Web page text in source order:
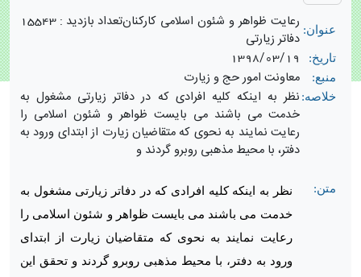
عنوان: تعداد بازدید : 15543
رعایت ظواهر و شئون اسلامی کارکنان
دفاتر زیارتی
تاریخ: 1398/03/19
منبع: معاونت امور حج و زیارت
خلاصه: نظر به اینکه کلیه افرادی که در دفاتر زیارتی مشغول به
خدمت می باشند می بایست ظواهر و شئون اسلامی را
رعایت نمایند به نحوی که متقاضیان زیارت از ابتدای ورود به
دفتر، با محیط مذهبی روبرو گردند و
متن:
نظر به اینکه کلیه افرادی که در دفاتر زیارتی مشغول به
خدمت می باشند می بایست ظواهر و شئون اسلامی را
رعایت نمایند به نحوی که متقاضیان زیارت از ابتدای
ورود به دفتر، با محیط مذهبی روبرو گردند و تحقق این